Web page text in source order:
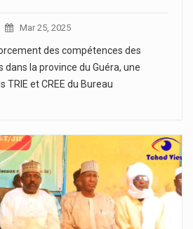
Mar 25, 2025
des compétences des
la province du Guéra, une
et CREE du Bureau